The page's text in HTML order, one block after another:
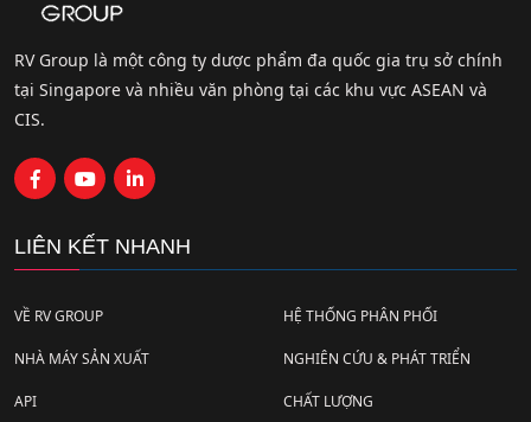
RV Group là một công ty dược phẩm đa quốc gia trụ sở chính
tại Singapore và nhiều văn phòng tại các khu vực ASEAN và
CIS.
LIÊN KẾT NHANH
VỀ RV GROUP HỆ THỐNG PHÂN PHỐI
NHÀ MÁY SẢN XUẤT NGHIÊN CỨU & PHÁT TRIỂN
API CHẤT LƯỢNG